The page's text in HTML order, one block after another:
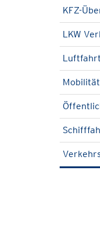
KFZ-
LKW
Luftfahrt